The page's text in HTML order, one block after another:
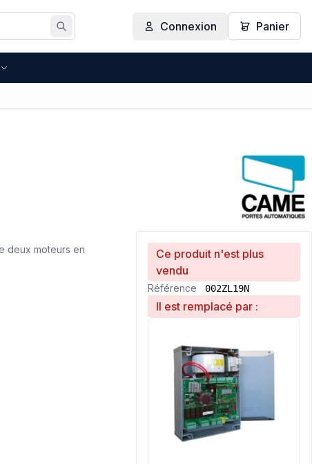
Rechercher
Connexion Panier
Ce produit n'est plus
vendu
Référence 002ZL19N
Il est remplacé par :
deux moteurs en